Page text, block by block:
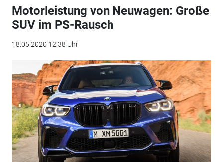
Motorleistung von Neuwagen: Große
SUV im PS-Rausch
18.05.2020 12:38 Uhr